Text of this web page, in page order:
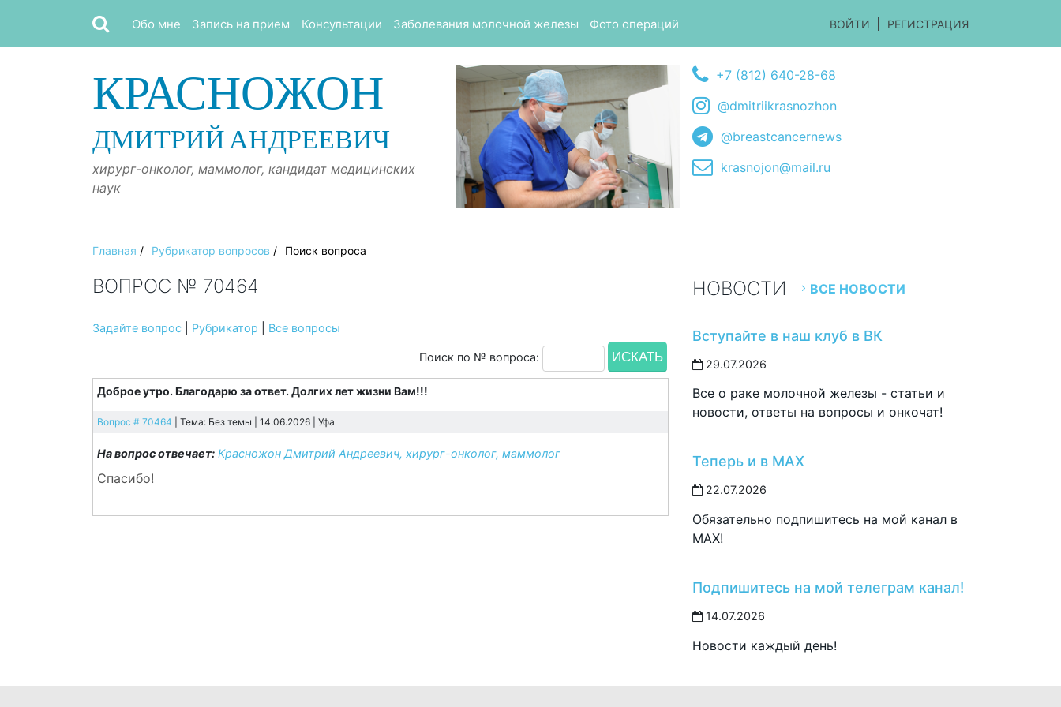
Обо мне Запись на прием Консультации Заболевания молочной железы Фото операций ВОЙТИ РЕГИСТРАЦИЯ
КРАСНОЖОН
ДМИТРИЙ АНДРЕЕВИЧ
хирург-онколог, маммолог, кандидат медицинских
наук
+7 (812) 640-28-68
@dmitriikrasnozhon
@breastcancernews
krasnojon@mail.ru
Главная / Рубрикатор вопросов / Поиск вопроса
ВОПРОС № 70464
Задайте вопрос Рубрикатор Все вопросы
Поиск по № вопроса:
Доброе утро. Благодарю за ответ. Долгих лет жизни Вам!!!
Вопрос # 70464 | Тема: Без темы | 14.06.2026 | Уфа
На вопрос отвечает: Красножон Дмитрий Андреевич, хирург-онколог, маммолог
Спасибо!
НОВОСТИ ВСЕ НОВОСТИ
Вступайте в наш клуб в ВК
29.07.2026
Все о раке молочной железы - статьи и
новости, ответы на вопросы и онкочат!
Теперь и в MAX
22.07.2026
Обязательно подпишитесь на мой канал в
MAX!
Подпишитесь на мой телеграм канал!
14.07.2026
Новости каждый день!